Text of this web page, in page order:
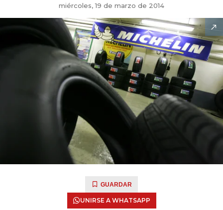
miércoles, 19 de marzo de 2014
GUARDAR
UNIRSE A WHATSAPP